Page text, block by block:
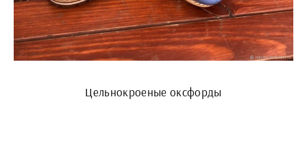
Цельнокроеные оксфорды